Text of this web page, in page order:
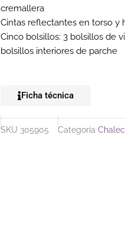
cremallera
Cintas reflectantes en torso y
Cinco bolsillos: 3 bolsillos de
bolsillos interiores de parche
Ficha técnica
SKU 305905 Categoría